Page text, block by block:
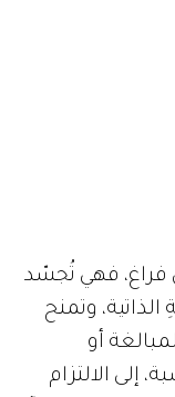
فراغ، فهي تُجسّد
وتمنح
أو
إلى الالتزام